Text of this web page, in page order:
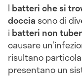
I batteri che si
doccia sono di
i batteri non
causare
risultano
presentano un